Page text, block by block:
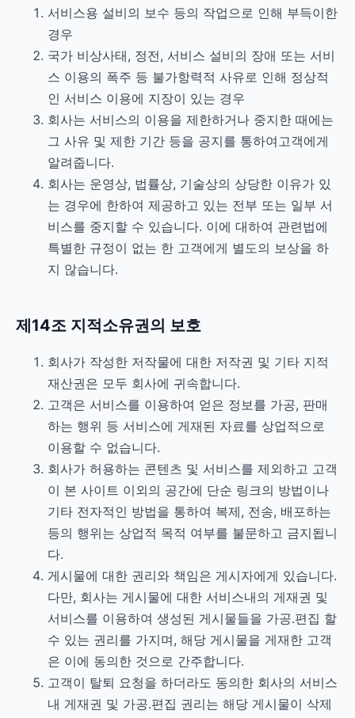
서비스용 설비의 보수 등의 작업으로 인해 부득이한
경우
국가 비상사태, 정전, 서비스 설비의 장애 또는 서비
스 이용의 폭주 등 불가항력적 사유로 인해 정상적
인 서비스 이용에 지장이 있는 경우
회사는 서비스의 이용을 제한하거나 중지한 때에는
그 사유 및 제한 기간 등을 공지를 통하여고객에게
알려줍니다.
회사는 운영상, 법률상, 기술상의 상당한 이유가 있
는 경우에 한하여 제공하고 있는 전부 또는 일부 서
비스를 중지할 수 있습니다. 이에 대하여 관련법에
특별한 규정이 없는 한 고객에게 별도의 보상을 하
지 않습니다.
제14조 지적소유권의 보호
회사가 작성한 저작물에 대한 저작권 및 기타 지적
재산권은 모두 회사에 귀속합니다.
고객은 서비스를 이용하여 얻은 정보를 가공, 판매
하는 행위 등 서비스에 게재된 자료를 상업적으로
이용할 수 없습니다.
회사가 허용하는 콘텐츠 및 서비스를 제외하고 고객
이 본 사이트 이외의 공간에 단순 링크의 방법이나
기타 전자적인 방법을 통하여 복제, 전송, 배포하는
등의 행위는 상업적 목적 여부를 불문하고 금지됩니
다.
게시물에 대한 권리와 책임은 게시자에게 있습니다.
다만, 회사는 게시물에 대한 서비스내의 게재권 및
서비스를 이용하여 생성된 게시물들을 가공․편집 할
수 있는 권리를 가지며, 해당 게시물을 게재한 고객
은 이에 동의한 것으로 간주합니다.
고객이 탈퇴 요청을 하더라도 동의한 회사의 서비스
내 게재권 및 가공․편집 권리는 해당 게시물이 삭제